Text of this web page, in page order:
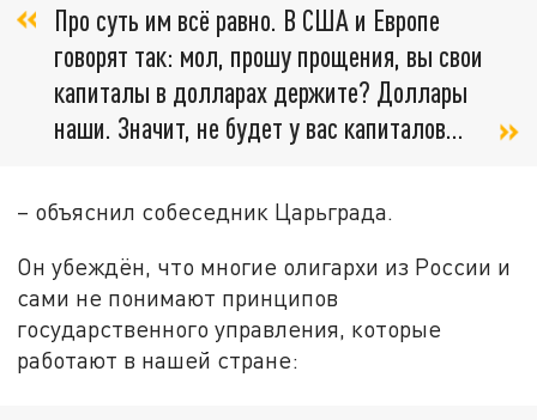
Про суть им всё равно. В США и Европе
говорят так: мол, прошу прощения, вы свои
капиталы в долларах держите? Доллары
наши. Значит, не будет у вас капиталов…
– объяснил собеседник Царьграда.
Он убеждён, что многие олигархи из России и
сами не понимают принципов
государственного управления, которые
работают в нашей стране: